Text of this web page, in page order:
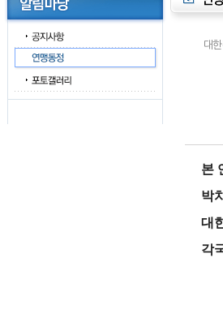
대
본
박
대
각